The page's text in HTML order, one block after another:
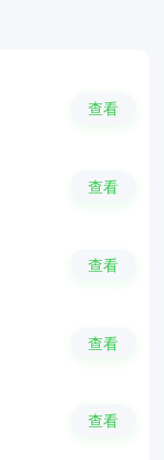
查看
查看
查看
查看
查看